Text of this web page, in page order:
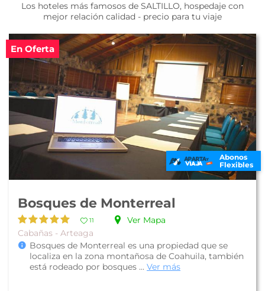
Los hoteles más famosos de SALTILLO, hospedaje con
mejor relación calidad - precio para tu viaje
En Oferta
Abonos
Flexibles
Bosques de Monterreal
11
Ver Mapa
Cabañas - Arteaga
Bosques de Monterreal es una propiedad que se
localiza en la zona montañosa de Coahuila, también
está rodeado por bosques ... Ver más